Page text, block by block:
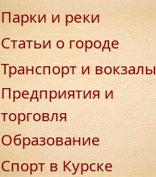
Парки и реки
Статьи о городе
Транспорт и вокзалы
Предприятия и
торговля
Образование
Спорт в Курске